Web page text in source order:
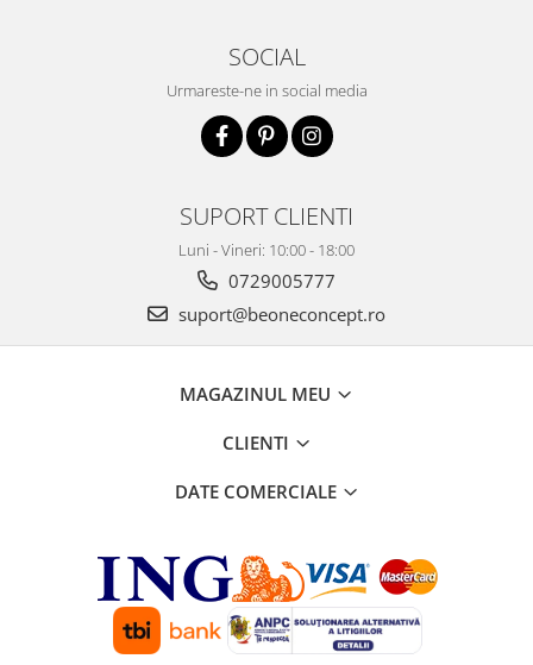
SOCIAL
Urmareste-ne in social media
SUPORT CLIENTI
Luni - Vineri: 10:00 - 18:00
0729005777
suport@beoneconcept.ro
MAGAZINUL MEU
CLIENTI
DATE COMERCIALE